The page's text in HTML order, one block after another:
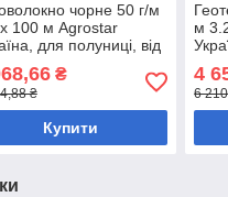
чорне 50 г/м
100 м Agrostar
для полуниці, від
₴
₴
Купити
м
4
6